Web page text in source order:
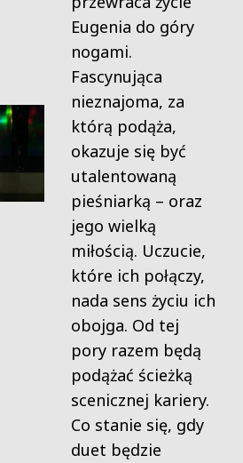
Eugenia do góry
nogami.
Fascynująca
nieznajoma, za
którą podąża,
okazuje się być
utalentowaną
pieśniarką – oraz
jego wielką
miłością. Uczucie,
które ich połączy,
nada sens życiu ich
obojga. Od tej
pory razem będą
podążać ścieżką
scenicznej kariery.
Co stanie się, gdy
duet będzie